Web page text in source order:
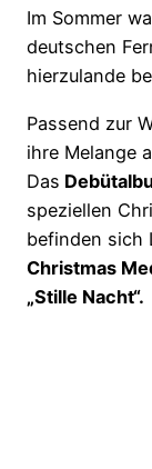
Im Sommer
deutschen
hierzulande
Passend zur
ihre Melange
Das
speziellen
befinden sich
Christmas
„Stille Nacht“.